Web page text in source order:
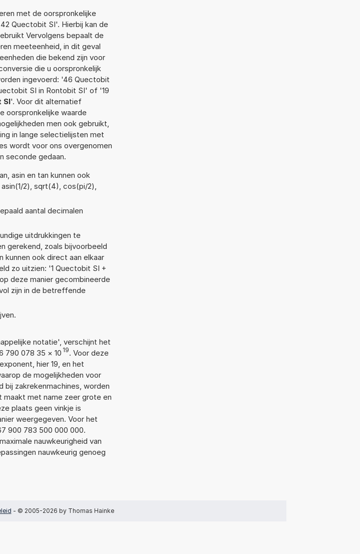
met de oorspronkelijke
Quectobit SI'. Hierbij kan de
Vervolgens bepaalt de
meeteenheid, in dit geval
die bekend zijn voor
die u oorspronkelijk
ingevoerd: '46 Quectobit
SI in Rontobit SI' of '19
SI'. Voor dit alternatief
oorspronkelijke waarde
men ook gebruikt,
in lange selectielijsten met
wordt voor ons overgenomen
seconde gedaan.
asin en tan kunnen ook
2), sqrt(4), cos(pi/2),
aantal decimalen
uitdrukkingen te
gerekend, zoals bijvoorbeeld
ook direct aan elkaar
zo uitzien: '1 Quectobit SI +
deze manier gecombineerde
zijn in de betreffende
notatie', verschijnt het
790 078 35 × 10 19. Voor deze
hier 19, en het
de mogelijkheden voor
bij zakrekenmachines, worden
maakt met name zeer grote en
plaats geen vinkje is
weergegeven. Voor het
900 783 500 000 000.
nauwkeurigheid van
nauwkeurig genoeg
- © 2005-2026 by Thomas Hainke